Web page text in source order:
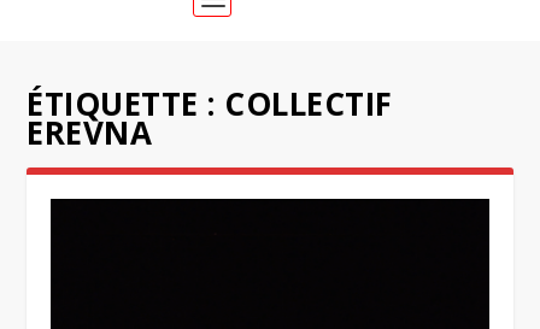
ÉTIQUETTE : COLLECTIF
EREVNA